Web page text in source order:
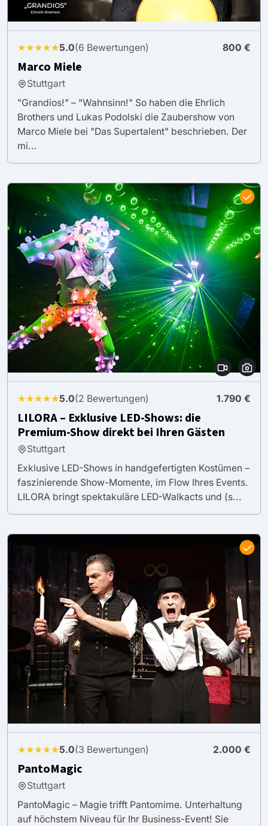
★★★★★5.0(6 Bewertungen) 800 €
Marco Miele
Stuttgart
"Grandios!" – "Wahnsinn!" So haben die Ehrlich
Brothers und Lukas Podolski die Zaubershow von
Marco Miele bei "Das Supertalent" beschrieben. Der
mi...
★★★★★5.0(2 Bewertungen) 1.790 €
LILORA – Exklusive LED-Shows: die
Premium-Show direkt bei Ihren Gästen
Stuttgart
Exklusive LED-Shows in handgefertigten Kostümen –
faszinierende Show-Momente, im Flow Ihres Events.
LILORA bringt spektakuläre LED-Walkacts und (s...
★★★★★5.0(3 Bewertungen) 2.000 €
PantoMagic
Stuttgart
PantoMagic – Magie trifft Pantomime. Unterhaltung
auf höchstem Niveau für Ihr Business-Event! Sie